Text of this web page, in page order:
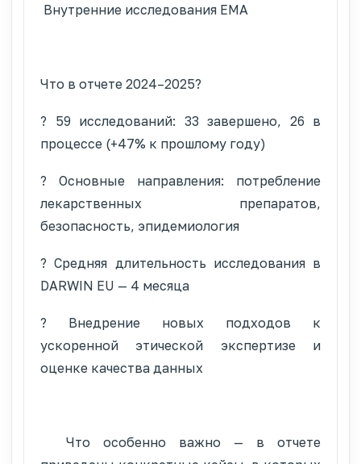
Внутренние исследования EMA
Что в отчете 2024–2025?
? 59 исследований: 33 завершено, 26 в
процессе (+47% к прошлому году)
? Основные направления: потребление
лекарственных препаратов,
безопасность, эпидемиология
? Средняя длительность исследования в
DARWIN EU — 4 месяца
? Внедрение новых подходов к
ускоренной этической экспертизе и
оценке качества данных
Что особенно важно — в отчете